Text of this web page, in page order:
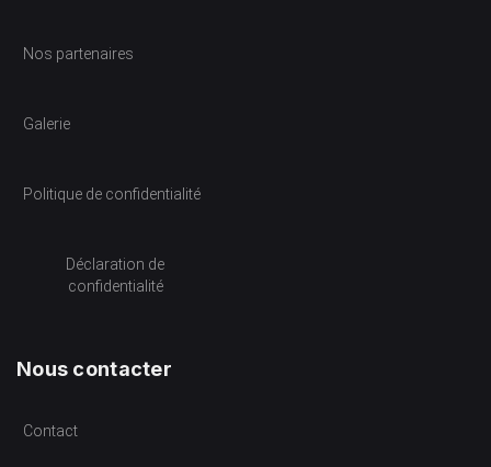
Nos partenaires
Galerie
Politique de confidentialité
Déclaration de
confidentialité
Nous contacter
Contact